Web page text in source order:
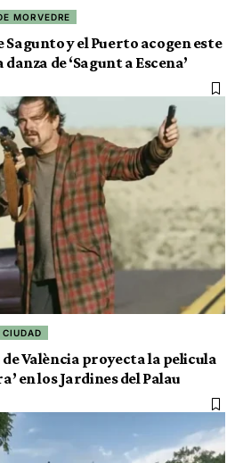
MORVEDRE
Sagunto y el Puerto acogen este
de ‘Sagunt a Escena’
de València proyecta la pelicula
en los Jardines del Palau